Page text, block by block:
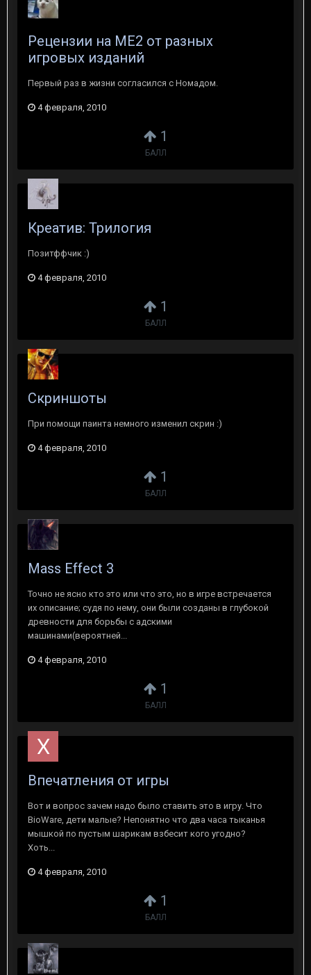
1
БАЛЛ
Рецензии на ME2 от разных
игровых изданий
Первый раз в жизни согласился с Номадом.
4 февраля, 2010
1
БАЛЛ
Креатив: Трилогия
Позитффчик :)
4 февраля, 2010
1
БАЛЛ
Скриншоты
При помощи паинта немного изменил скрин :)
4 февраля, 2010
1
БАЛЛ
Mass Effect 3
Точно не ясно кто это или что это, но в игре встречается
их описание; судя по нему, они были созданы в глубокой
древности для борьбы с адскими
машинами(вероятней...
4 февраля, 2010
1
БАЛЛ
Впечатления от игры
Вот и вопрос зачем надо было ставить это в игру. Что
BioWare, дети малые? Непонятно что два часа тыканья
мышкой по пустым шарикам взбесит кого угодно?
Хоть...
4 февраля, 2010